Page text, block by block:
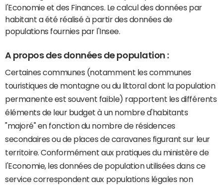
l'Economie et des Finances. Le calcul des données par
habitant a été réalisé à partir des données de
populations fournies par l'Insee.
A propos des données de population :
Certaines communes (notamment les communes
touristiques de montagne ou du littoral dont la population
permanente est souvent faible) rapportent les différents
éléments de leur budget à un nombre d'habitants
"majoré" en fonction du nombre de résidences
secondaires ou de places de caravanes figurant sur leur
territoire. Conformément aux pratiques du ministère de
l'Economie, les données de population utilisées dans ce
service correspondent aux populations légales non